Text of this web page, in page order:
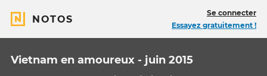
NOTOS
Se connecter
Essayez gratuitement !
Vietnam en amoureux - juin 2015